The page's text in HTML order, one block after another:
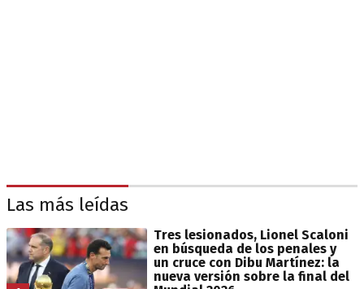
Las más leídas
Tres lesionados, Lionel Scaloni
en búsqueda de los penales y
un cruce con Dibu Martínez: la
nueva versión sobre la final del